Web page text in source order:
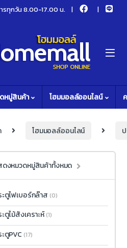
รทุกวัน 8.00-17.00 น.
หมู่สินค้า โฮมมอลล์ออนไลน์
โฮมมอลล์ออนไลน์
ดงหมวดหมู่สินค้าทั้งหมด
ตูไฟเบอร์กล๊าส (0)
ตูไม้สังเคราะห์(1)
ตูPVC (17)